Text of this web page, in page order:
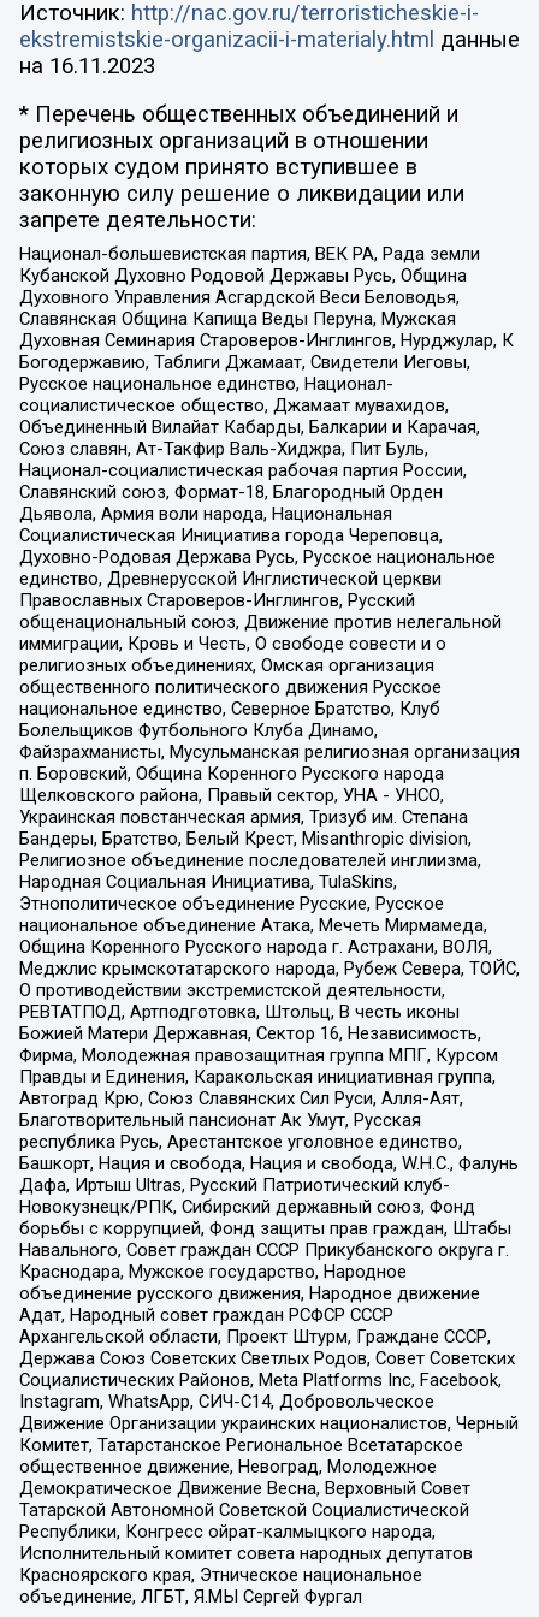
Источник: http://nac.gov.ru/terroristicheskie-i-
ekstremistskie-organizacii-i-materialy.html данные
на 16.11.2023
* Перечень общественных объединений и
религиозных организаций в отношении
которых судом принято вступившее в
законную силу решение о ликвидации или
запрете деятельности:
Национал-большевистская партия, ВЕК РА, Рада земли
Кубанской Духовно Родовой Державы Русь, Община
Духовного Управления Асгардской Веси Беловодья,
Славянская Община Капища Веды Перуна, Мужская
Духовная Семинария Староверов-Инглингов, Нурджулар, К
Богодержавию, Таблиги Джамаат, Свидетели Иеговы,
Русское национальное единство, Национал-
социалистическое общество, Джамаат мувахидов,
Объединенный Вилайат Кабарды, Балкарии и Карачая,
Союз славян, Ат-Такфир Валь-Хиджра, Пит Буль,
Национал-социалистическая рабочая партия России,
Славянский союз, Формат-18, Благородный Орден
Дьявола, Армия воли народа, Национальная
Социалистическая Инициатива города Череповца,
Духовно-Родовая Держава Русь, Русское национальное
единство, Древнерусской Инглистической церкви
Православных Староверов-Инглингов, Русский
общенациональный союз, Движение против нелегальной
иммиграции, Кровь и Честь, О свободе совести и о
религиозных объединениях, Омская организация
общественного политического движения Русское
национальное единство, Северное Братство, Клуб
Болельщиков Футбольного Клуба Динамо,
Файзрахманисты, Мусульманская религиозная организация
п. Боровский, Община Коренного Русского народа
Щелковского района, Правый сектор, УНА - УНСО,
Украинская повстанческая армия, Тризуб им. Степана
Бандеры, Братство, Белый Крест, Misanthropic division,
Религиозное объединение последователей инглиизма,
Народная Социальная Инициатива, TulaSkins,
Этнополитическое объединение Русские, Русское
национальное объединение Атака, Мечеть Мирмамеда,
Община Коренного Русского народа г. Астрахани, ВОЛЯ,
Меджлис крымскотатарского народа, Рубеж Севера, ТОЙС,
О противодействии экстремистской деятельности,
РЕВТАТПОД, Артподготовка, Штольц, В честь иконы
Божией Матери Державная, Сектор 16, Независимость,
Фирма, Молодежная правозащитная группа МПГ, Курсом
Правды и Единения, Каракольская инициативная группа,
Автоград Крю, Союз Славянских Сил Руси, Алля-Аят,
Благотворительный пансионат Ак Умут, Русская
республика Русь, Арестантское уголовное единство,
Башкорт, Нация и свобода, Нация и свобода, W.H.С., Фалунь
Дафа, Иртыш Ultras, Русский Патриотический клуб-
Новокузнецк/РПК, Сибирский державный союз, Фонд
борьбы с коррупцией, Фонд защиты прав граждан, Штабы
Навального, Совет граждан СССР Прикубанского округа г.
Краснодара, Мужское государство, Народное
объединение русского движения, Народное движение
Адат, Народный совет граждан РСФСР СССР
Архангельской области, Проект Штурм, Граждане СССР,
Держава Союз Советских Светлых Родов, Совет Советских
Социалистических Районов, Meta Platforms Inc, Facebook,
Instagram, WhatsApp, СИЧ-С14, Добровольческое
Движение Организации украинских националистов, Черный
Комитет, Татарстанское Региональное Всетатарское
общественное движение, Невоград, Молодежное
Демократическое Движение Весна, Верховный Совет
Татарской Автономной Советской Социалистической
Республики, Конгресс ойрат-калмыцкого народа,
Исполнительный комитет совета народных депутатов
Красноярского края, Этническое национальное
объединение, ЛГБТ, Я.МЫ Сергей Фургал